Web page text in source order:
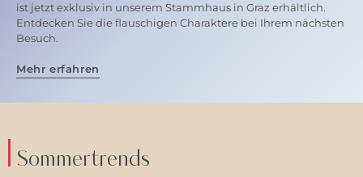
ist jetzt exklusiv in unserem Stammhaus in Graz erhältlich.
Entdecken Sie die flauschigen Charaktere bei Ihrem nächsten
Besuch.
Mehr erfahren
Sommertrends